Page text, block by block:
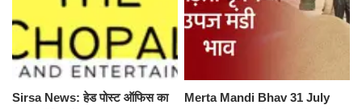
Sirsa News: हेड पोस्ट ऑफिस का
Merta Mandi Bhav 31 July